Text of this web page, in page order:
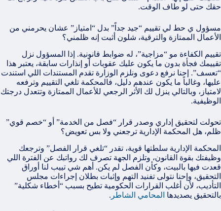
حقك حتى لو طاف الوقت.
مسؤول ي حط لي تقييم “جيد جداً” بدل “امتياز” عشان يحرمني من
الأعمال الممتازة والترقية، شلون أثبت إنه ظلمني؟
تقييم الكفاءة مو “مزاجية”، له ضوابط قانونية. إذا المسؤول نزل
تقييمك فجأة بدون ما يكون عليك عقوبات أو إنذارات سابقة، يعتبر هذا
“تعسف”. إحنا نرفع دعوى ونلزم الوزارة تقدم المستندات اللي استندت
عليها، وغالباً ما يكون عندهم دليل، فالمحكمة تلغي التقييم وترفعه
لامتياز، وبالتالي ينزل لك الأثر الرجعي للأعمال الممتازة وتتعدل درجتك
الوظيفية.
تحولت لتحقيق إداري وصدر قرار “فصل من الخدمة” أو “خصم قوي”
ظلم، هل المحكمة الإدارية ترجعني ولا بس تعويض؟
المحكمة الإدارية سلطتها قوية، تقدر “تلغي قرار الفصل” وترجعك
وظيفتك بقوة القانون، وتلزم الجهة تصرف لك رواتبك عن الفترة اللي
قعدت فيها بالبيت، وكأن الفصل لم يكن. أهم شي تييب لنا أوراق
التحقيق، وإحنا نتولى تفنيد التهم وإثبات بطلان إجراءات مجلس
التأديب، لأن أغلب القرارات الحكومية تطيح بسبب “أخطاء شكلية”
بالتحقيق يصديدها المحامي الشاطر .